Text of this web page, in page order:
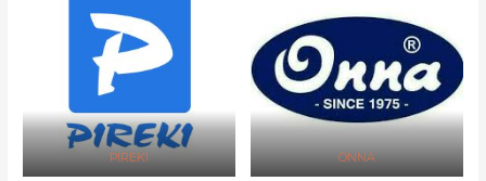
PIREKI ONNA